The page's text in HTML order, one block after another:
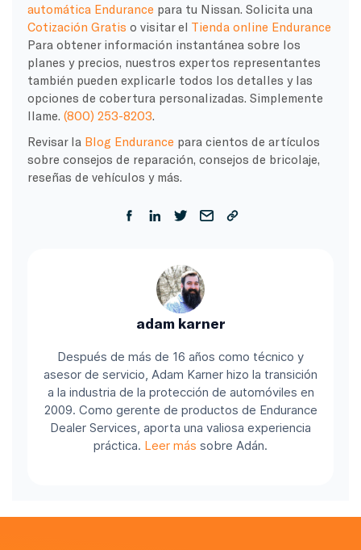
automática Endurance para tu Nissan. Solicita una
Cotización Gratis o visitar el Tienda online Endurance
Para obtener información instantánea sobre los
planes y precios, nuestros expertos representantes
también pueden explicarle todos los detalles y las
opciones de cobertura personalizadas. Simplemente
llame. (800) 253-8203.
Revisar la Blog Endurance para cientos de artículos
sobre consejos de reparación, consejos de bricolaje,
reseñas de vehículos y más.
adam karner
Después de más de 16 años como técnico y
asesor de servicio, Adam Karner hizo la transición
a la industria de la protección de automóviles en
2009. Como gerente de productos de Endurance
Dealer Services, aporta una valiosa experiencia
práctica. Leer más sobre Adán.